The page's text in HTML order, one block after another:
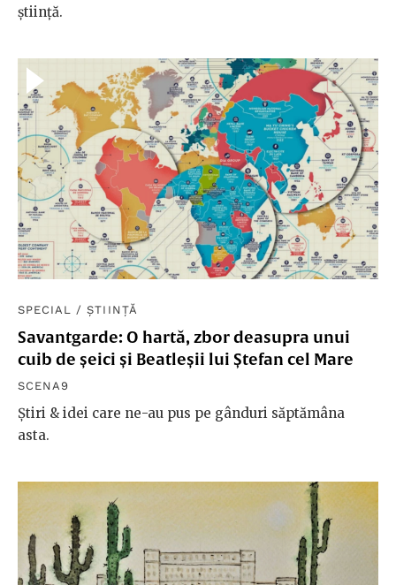
știință.
SPECIAL /ȘTIINȚĂ
Savantgarde: O hartă, zbor deasupra unui
cuib de șeici și Beatleșii lui Ștefan cel Mare
SCENA9
Știri & idei care ne-au pus pe gânduri săptămâna
asta.